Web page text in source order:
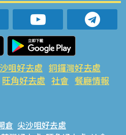
咀好去處 銅鑼灣好去處
旺角好去處 社會 餐廳情報
倉 尖沙咀好去處